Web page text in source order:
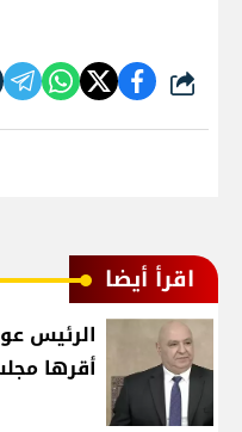
شارك
اقرأ أيضا
الرئيس
أقرها